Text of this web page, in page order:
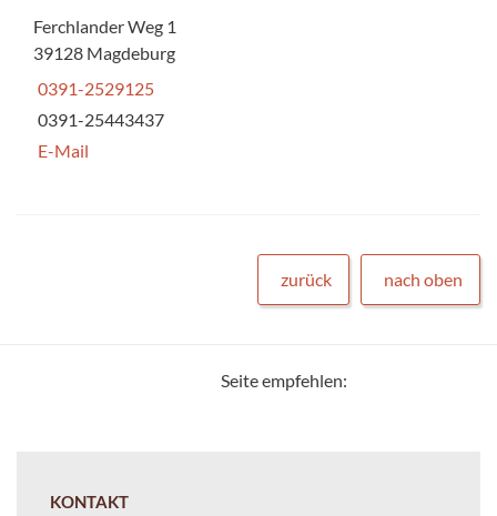
Ferchlander Weg 1
39128 Magdeburg
0391-2529125
0391-25443437
E-Mail
zurück nach oben
Seite empfehlen:
KONTAKT